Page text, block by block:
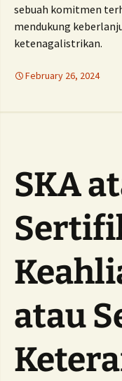
sebuah komitmen
mendukung
ketenagalistrikan.
February 26, 2024
SKA
atau